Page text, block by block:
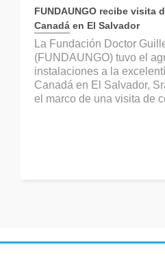
FUNDAUNGO recibe visita
Canadá en El Salvador
La Fundación Doctor
(FUNDAUNGO) tuvo el
instalaciones a la
Canadá en El Salvador,
el marco de una visita de